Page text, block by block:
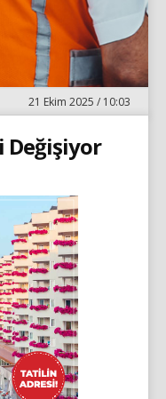
21 Ekim 2025 / 10:03
Değişiyor